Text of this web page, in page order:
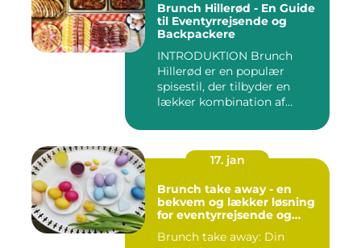
Brunch Hillerød - En Guide
til Eventyrrejsende og
Backpackere
INTRODUKTION Brunch
Hillerød er en populær
spisestil, der tilbyder en
lækker kombination af
17. jan
Brunch take away - en
bekvem og lækker løsning
for eventyrrejsende og
Brunch take away: Din